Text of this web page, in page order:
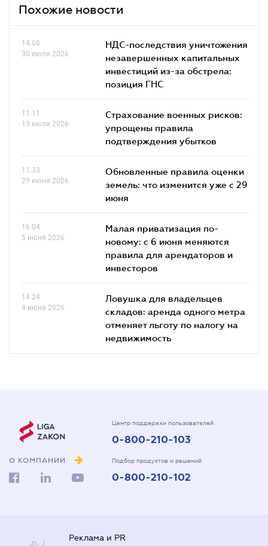
Похожие новости
14.08
30 июля 2026
НДС-последствия уничтожения
незавершенных капитальных
инвестиций из-за обстрела:
позиция ГНС
11.11
13 июля 2026
Страхование военных рисков:
упрощены правила
подтверждения убытков
11.33
29 июня 2026
Обновленные правила оценки
земель: что изменится уже с 29
июня
16.04
5 июня 2026
Малая приватизация по-
новому: с 6 июня меняются
правила для арендаторов и
инвесторов
14.24
4 июня 2026
Ловушка для владельцев
складов: аренда одного метра
отменяет льготу по налогу на
недвижимость
О КОМПАНИИ
Центр поддержки пользователей
0-800-210-103
Подбор продуктов и решений
0-800-210-102
Реклама и PR